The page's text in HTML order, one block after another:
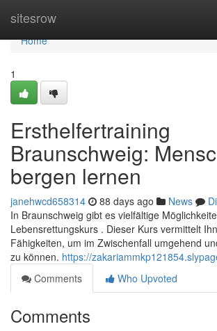
sitesrow
Home
Home
1
Ersthelfertraining
Braunschweig:
bergen lernen
janehwcd658314 88 days ago News
In Braunschweig gibt es vielfältige
Lebensrettungskurs . Dieser Kurs vermittelt
Fähigkeiten, um im Zwischenfall umgehend
zu können. https://
Comments
Who Upvoted
Comments